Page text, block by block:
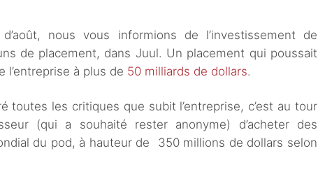
nous vous informions de l’investissement de
de placement, dans Juul. Un placement qui poussait
l’entreprise à plus de 50 milliards de dollars.
toutes les critiques que subit l’entreprise, c’est au tour
(qui a souhaité rester anonyme) d’acheter des
du pod, à hauteur de 350 millions de dollars selon